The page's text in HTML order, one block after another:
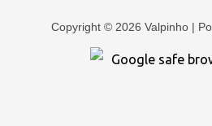
Copyright © 2026 Valpinho |